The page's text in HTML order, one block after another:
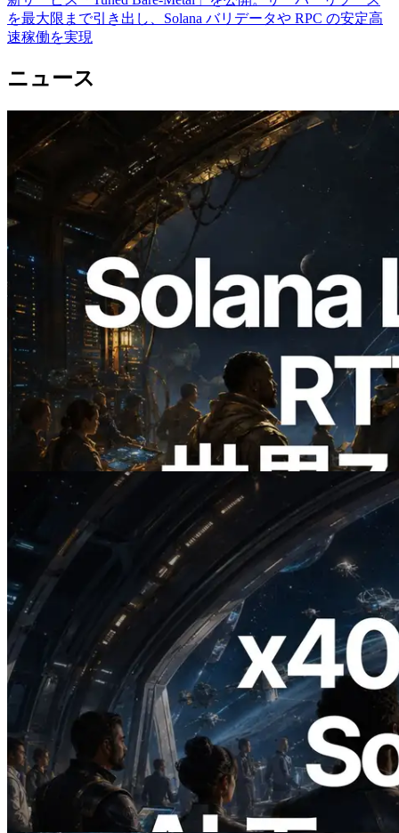
を最大限まで引き出し、Solana バリデータや RPC の安定高
速稼働を実現
ニュース
2026.08.05
ERPC、Solana Leader Slot APIを世界7
リージョンのping計測に拡張—
Validators Information APIも公開
この記事を読む
2026.07.04
ERPC、x402 決済対応の Solana RPC を
公開 — AI エージェントが必要な API
にその場で支払う時代の幕開け
この記事を読む